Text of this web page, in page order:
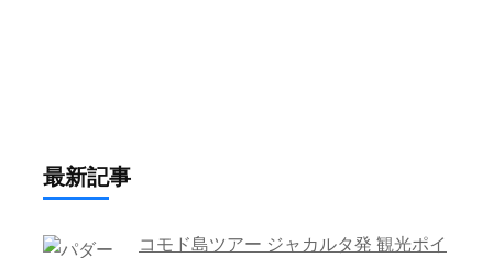
最新記事
コモド島ツアー ジャカルタ発 観光ポイ